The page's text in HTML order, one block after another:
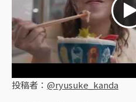
投稿者： @ryusuke_kanda